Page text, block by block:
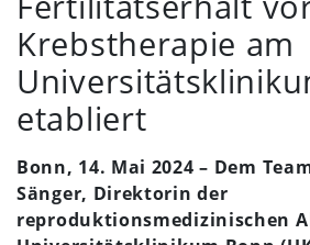
Krebstherapie am
etabliert
Bonn, 14. Mai 2024 – Dem
Sänger, Direktorin der
reproduktionsmedizinischen